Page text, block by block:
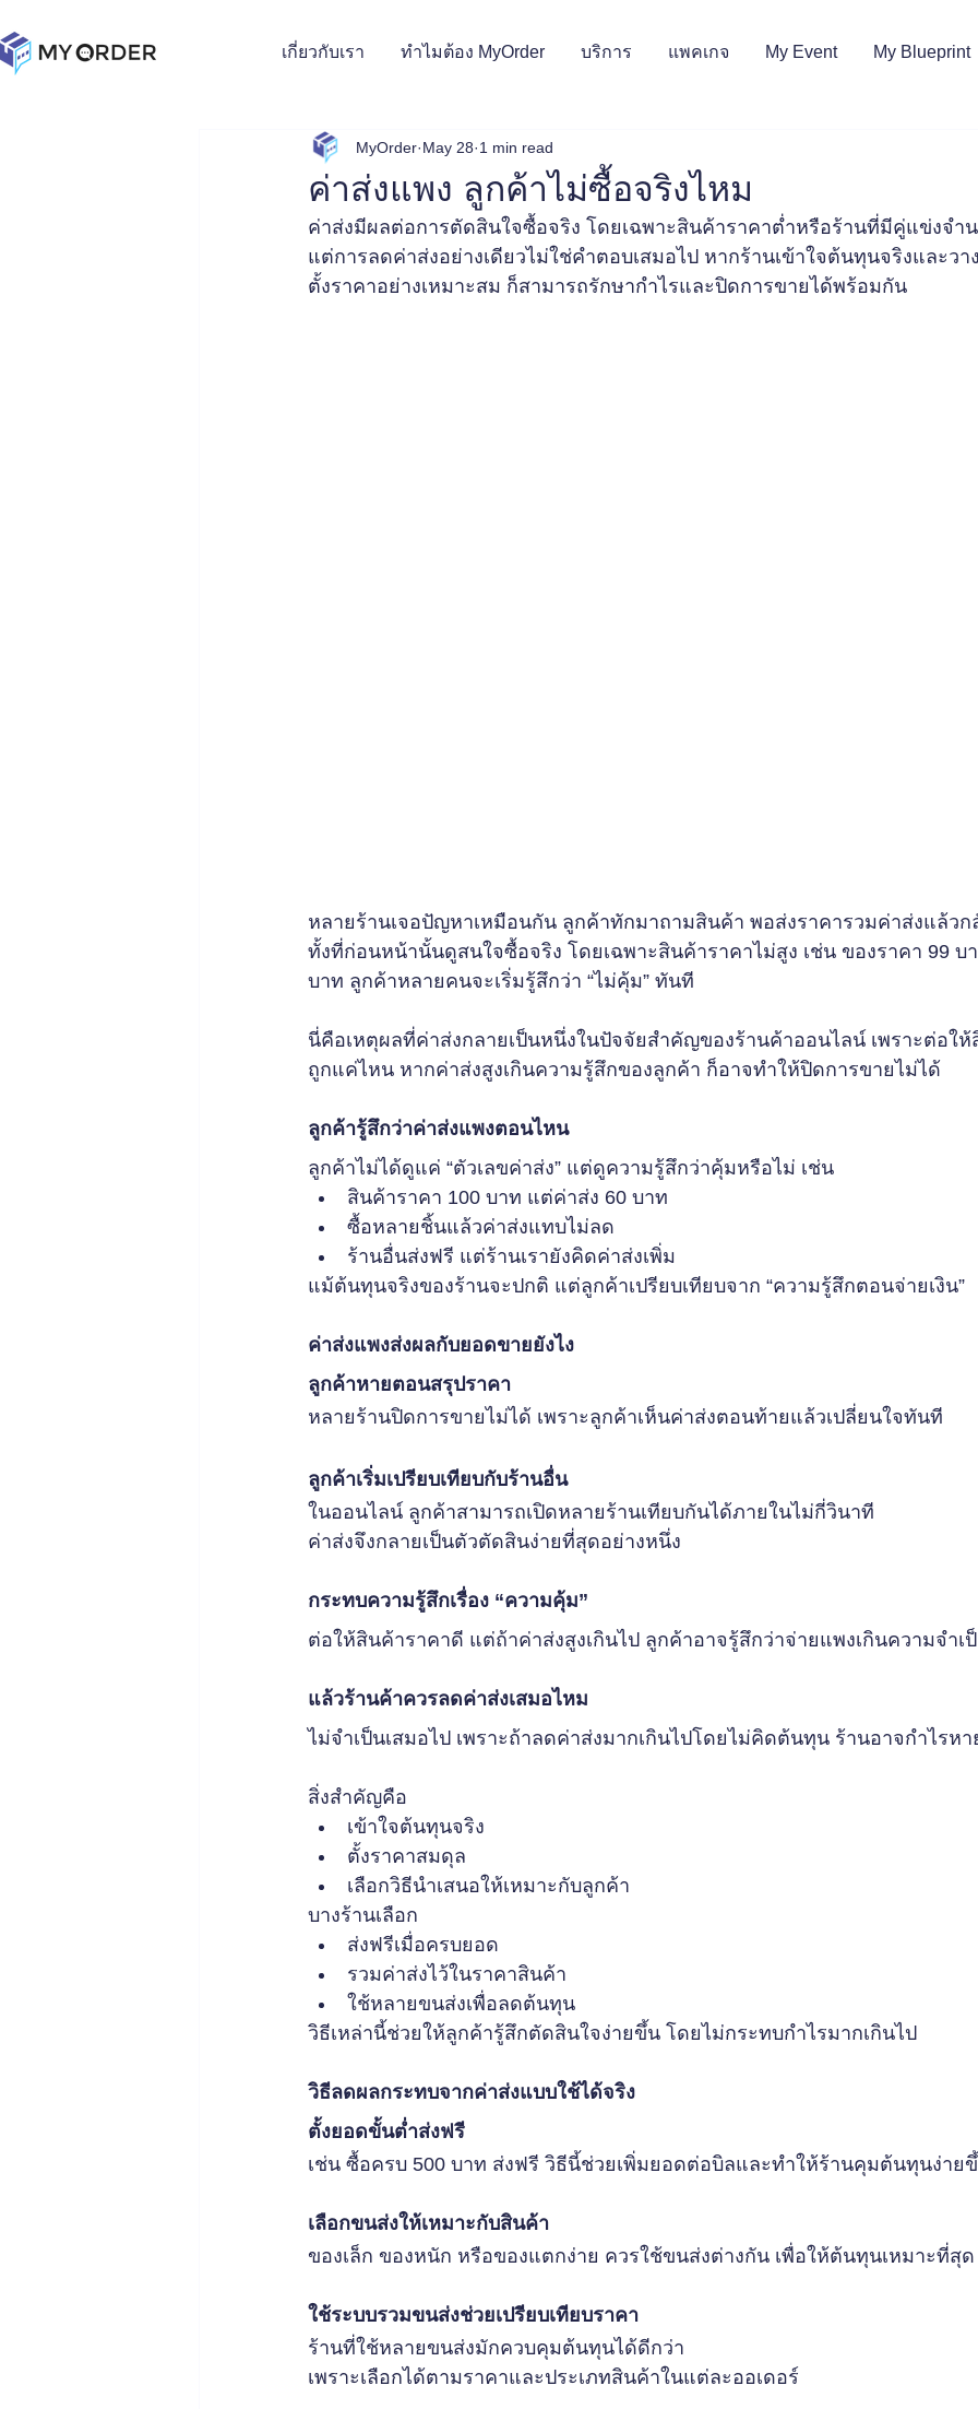
เกี่ยวกับเรา ทำไมต้อง MyOrder บริการ แพคเกจ My Event My Blueprint
ค่าส่งแพง ลูกค้าไม่ซื้อจริงไหม
MyOrder May 28 1 min read
ค่าส่งมีผลต่อการตัดสินใจซื้อจริง โดยเฉพาะสินค้าราคาต่ำหรือร้านที่มีคู่แข่งจำ
แต่การลดค่าส่งอย่างเดียวไม่ใช่คำตอบเสมอไป หากร้านเข้าใจต้นทุนจริงและวา
ตั้งราคาอย่างเหมาะสม ก็สามารถรักษากำไรและปิดการขายได้พร้อมกัน
หลายร้านเจอปัญหาเหมือนกัน ลูกค้าทักมาถามสินค้า พอส่งราคารวมค่าส่งแล้วก
ทั้งที่ก่อนหน้านั้นดูสนใจซื้อจริง โดยเฉพาะสินค้าราคาไม่สูง เช่น ของราคา 99
บาท ลูกค้าหลายคนจะเริ่มรู้สึกว่า “ไม่คุ้ม” ทันที
นี่คือเหตุผลที่ค่าส่งกลายเป็นหนึ่งในปัจจัยสำคัญของร้านค้าออนไลน์ เพราะต่อใ
ถูกแค่ไหน หากค่าส่งสูงเกินความรู้สึกของลูกค้า ก็อาจทำให้ปิดการขายไม่ได้
ลูกค้ารู้สึกว่าค่าส่งแพงตอนไหน
ลูกค้าไม่ได้ดูแค่ “ตัวเลขค่าส่ง” แต่ดูความรู้สึกว่าคุ้มหรือไม่ เช่น
สินค้าราคา 100 บาท แต่ค่าส่ง 60 บาท
ซื้อหลายชิ้นแล้วค่าส่งแทบไม่ลด
ร้านอื่นส่งฟรี แต่ร้านเรายังคิดค่าส่งเพิ่ม
แม้ต้นทุนจริงของร้านจะปกติ แต่ลูกค้าเปรียบเทียบจาก “ความรู้สึกตอนจ่ายเงิน”
ค่าส่งแพงส่งผลกับยอดขายยังไง
ลูกค้าหายตอนสรุปราคา
หลายร้านปิดการขายไม่ได้ เพราะลูกค้าเห็นค่าส่งตอนท้ายแล้วเปลี่ยนใจทันที
ลูกค้าเริ่มเปรียบเทียบกับร้านอื่น
ในออนไลน์ ลูกค้าสามารถเปิดหลายร้านเทียบกันได้ภายในไม่กี่วินาที
ค่าส่งจึงกลายเป็นตัวตัดสินง่ายที่สุดอย่างหนึ่ง
กระทบความรู้สึกเรื่อง “ความคุ้ม”
ต่อให้สินค้าราคาดี แต่ถ้าค่าส่งสูงเกินไป ลูกค้าอาจรู้สึกว่าจ่ายแพงเกินความจำเ
แล้วร้านค้าควรลดค่าส่งเสมอไหม
ไม่จำเป็นเสมอไป เพราะถ้าลดค่าส่งมากเกินไปโดยไม่คิดต้นทุน ร้านอาจกำไรห
สิ่งสำคัญคือ
เข้าใจต้นทุนจริง
ตั้งราคาสมดุล
เลือกวิธีนำเสนอให้เหมาะกับลูกค้า
บางร้านเลือก
ส่งฟรีเมื่อครบยอด
รวมค่าส่งไว้ในราคาสินค้า
ใช้หลายขนส่งเพื่อลดต้นทุน
วิธีเหล่านี้ช่วยให้ลูกค้ารู้สึกตัดสินใจง่ายขึ้น โดยไม่กระทบกำไรมากเกินไป
วิธีลดผลกระทบจากค่าส่งแบบใช้ได้จริง
ตั้งยอดขั้นต่ำส่งฟรี
เช่น ซื้อครบ 500 บาท ส่งฟรี วิธีนี้ช่วยเพิ่มยอดต่อบิลและทำให้ร้านคุมต้นทุนง่าย
เลือกขนส่งให้เหมาะกับสินค้า
ของเล็ก ของหนัก หรือของแตกง่าย ควรใช้ขนส่งต่างกัน เพื่อให้ต้นทุนเหมาะที่สุด
ใช้ระบบรวมขนส่งช่วยเปรียบเทียบราคา
ร้านที่ใช้หลายขนส่งมักควบคุมต้นทุนได้ดีกว่า
เพราะเลือกได้ตามราคาและประเภทสินค้าในแต่ละออเดอร์